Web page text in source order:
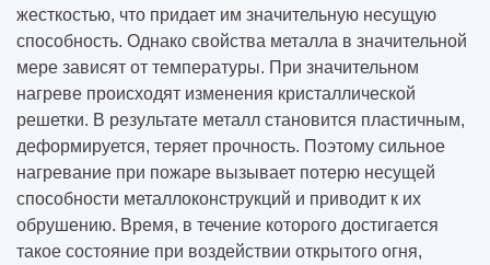
жесткостью, что придает им значительную несущую
способность. Однако свойства металла в значительной
мере зависят от температуры. При значительном
нагреве происходят изменения кристаллической
решетки. В результате металл становится пластичным,
деформируется, теряет прочность. Поэтому сильное
нагревание при пожаре вызывает потерю несущей
способности металлоконструкций и приводит к их
обрушению. Время, в течение которого достигается
такое состояние при воздействии открытого огня,